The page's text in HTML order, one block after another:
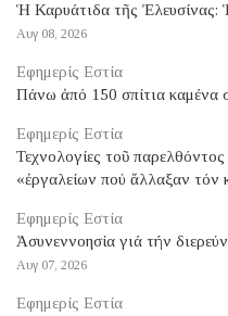
Ἡ Καρυάτιδα τῆς Ἐλευσίνας:
Αυγ 08, 2026
Εφημερίς Εστία
Πάνω ἀπό 150 σπίτια καμένα
Εφημερίς Εστία
Τεχνολογίες τοῦ
«ἐργαλείων πού ἄλλαξαν τόν
Εφημερίς Εστία
Ἀσυνεννοησία γιά τήν
Αυγ 07, 2026
Εφημερίς Εστία